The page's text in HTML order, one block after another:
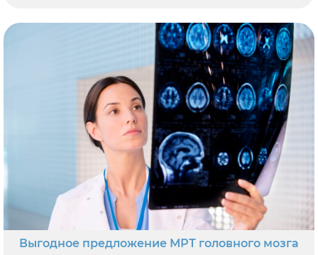
Выгодное предложение МРТ головного мозга